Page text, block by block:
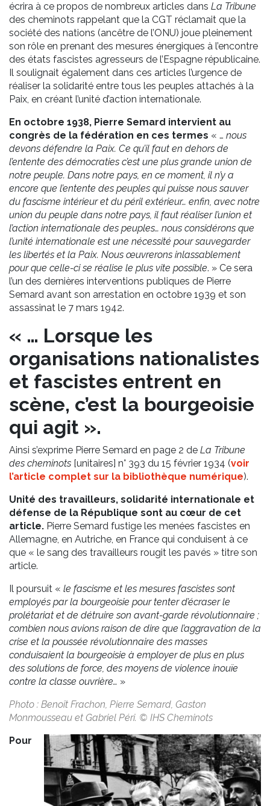
écrira à ce propos de nombreux articles dans La Tribune
des cheminots rappelant que la CGT réclamait que la
société des nations (ancêtre de l’ONU) joue pleinement
son rôle en prenant des mesures énergiques à l’encontre
des états fascistes agresseurs de l’Espagne républicaine.
Il soulignait également dans ces articles l’urgence de
réaliser la solidarité entre tous les peuples attachés à la
Paix, en créant l’unité d’action internationale.
En octobre 1938, Pierre Semard intervient au
congrès de la fédération en ces termes « … nous
devons défendre la Paix. Ce qu’il faut en dehors de
l’entente des démocraties c’est une plus grande union de
notre peuple. Dans notre pays, en ce moment, il n’y a
encore que l’entente des peuples qui puisse nous sauver
du fascisme intérieur et du péril extérieur… enfin, avec notre
union du peuple dans notre pays, il faut réaliser l’union et
l’action internationale des peuples… nous considérons que
l’unité internationale est une nécessité pour sauvegarder
les libertés et la Paix. Nous œuvrerons inlassablement
pour que celle-ci se réalise le plus vite possible. » Ce sera
l’un des dernières interventions publiques de Pierre
Semard avant son arrestation en octobre 1939 et son
assassinat le 7 mars 1942.
« … Lorsque les
organisations nationalistes
et fascistes entrent en
scène, c’est la bourgeoisie
qui agit ».
Ainsi s’exprime Pierre Semard en page 2 de La Tribune
des cheminots [unitaires] n° 393 du 15 février 1934 (voir
l’article complet sur la bibliothèque numérique).
Unité des travailleurs, solidarité internationale et
défense de la République sont au cœur de cet
article. Pierre Semard fustige les menées fascistes en
Allemagne, en Autriche, en France qui conduisent à ce
que « le sang des travailleurs rougit les pavés » titre son
article.
Il poursuit « le fascisme et les mesures fascistes sont
employés par la bourgeoisie pour tenter d’écraser le
prolétariat et de détruire son avant-garde révolutionnaire ;
combien nous avions raison de dire que l’aggravation de la
crise et la poussée révolutionnaire des masses
conduisaient la bourgeoisie à employer de plus en plus
des solutions de force, des moyens de violence inouïe
contre la classe ouvrière… »
Photo : Benoît Frachon, Pierre Semard, Gaston
Monmousseau et Gabriel Péri. © IHS Cheminots
Pour